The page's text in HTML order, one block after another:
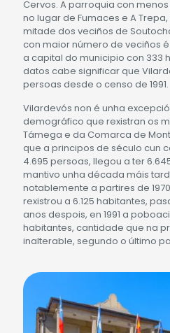
Cervos. A parroquia con
no lugar de Fumaces e A
mitade dos veciños de
con maior número de veciños
a capital do municipio con 333
datos cabe significar que
persoas desde o censo de 1991.
Vilardevós non é unha
demográfico que rexistran os
Támega e da Comarca de
que a principos de século cun
4.695 persoas, llegou a ter
mantivo unha década máis
notablemente a partires de
rexistrou a 6.125 habitantes,
anos despois, en 1991 a
habitantes, cantidade que na
inalterable, segundo o último